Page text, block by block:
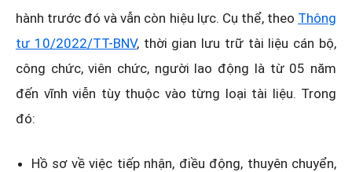
hành trước đó và vẫn còn hiệu lực. Cụ thể, theo Thông
tư 10/2022/TT-BNV, thời gian lưu trữ tài liệu cán bộ,
công chức, viên chức, người lao động là từ 05 năm
đến vĩnh viễn tùy thuộc vào từng loại tài liệu. Trong
đó:
Hồ sơ về việc tiếp nhận, điều động, thuyên chuyển,